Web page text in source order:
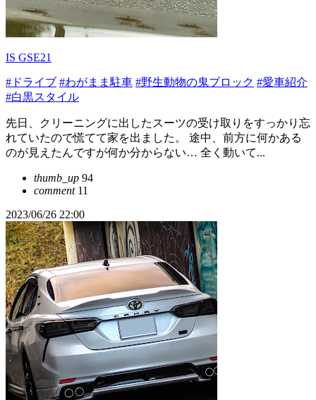
IS GSE21
#ドライブ #わがまま駐車 #野生動物の鬼ブロック #愛車紹介
#白黒スタイル
先日、クリーニングに出したスーツの受け取りをすっかり忘
れていたので慌てて家を出ました。 途中、前方に何かある
のが見えたんですが何か分からない… 全く動いて...
thumb_up 94
comment11
2023/06/26 22:00